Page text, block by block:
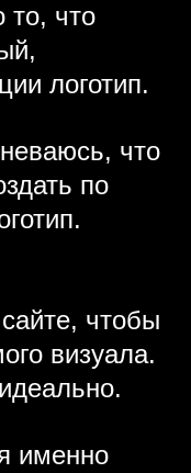
то, что
логотип.
что
по
чтобы
визуала.
именно